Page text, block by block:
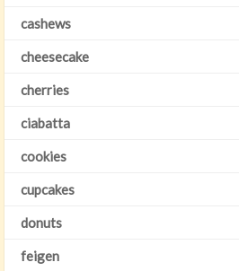
cashews
cheesecake
cherries
ciabatta
cookies
cupcakes
donuts
feigen